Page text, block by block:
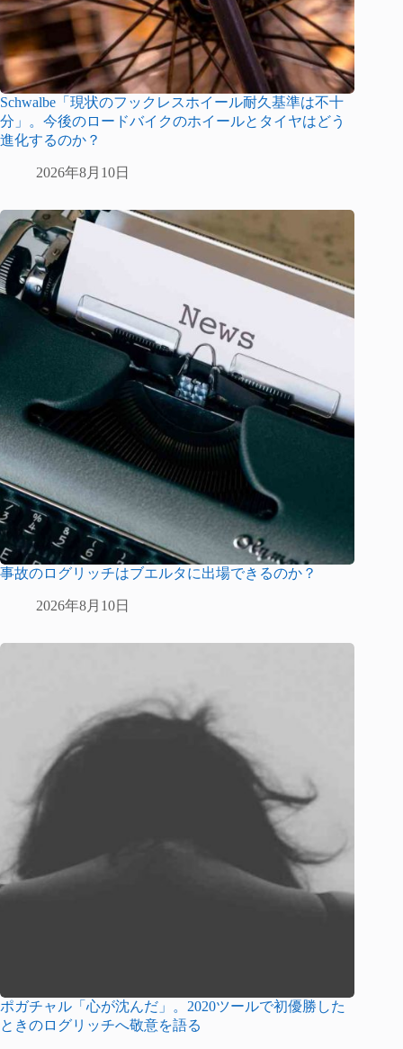
Schwalbe「現状のフックレスホイール耐久基準は不十
分」。今後のロードバイクのホイールとタイヤはどう
進化するのか？
2026年8月10日
事故のログリッチはブエルタに出場できるのか？
2026年8月10日
ポガチャル「心が沈んだ」。2020ツールで初優勝した
ときのログリッチへ敬意を語る